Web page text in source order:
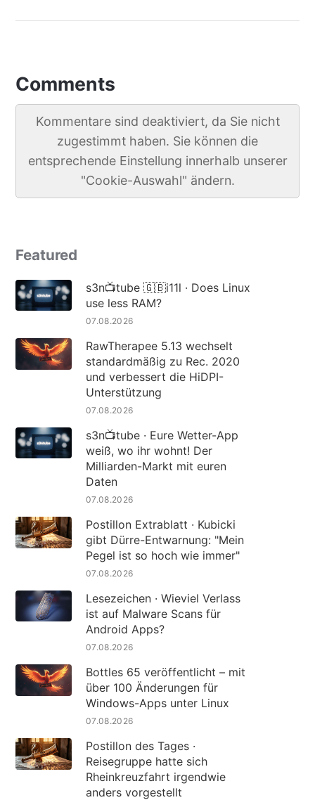
Comments
Kommentare sind deaktiviert, da Sie nicht
zugestimmt haben. Sie können die
entsprechende Einstellung innerhalb unserer
"Cookie-Auswahl" ändern.
Featured
s3n📺tube 🇬🇧i11l · Does Linux
use less RAM?
07.08.2026
RawTherapee 5.13 wechselt
standardmäßig zu Rec. 2020
und verbessert die HiDPI-
Unterstützung
07.08.2026
s3n📺tube · Eure Wetter-App
weiß, wo ihr wohnt! Der
Milliarden-Markt mit euren
Daten
07.08.2026
Postillon Extrablatt · Kubicki
gibt Dürre-Entwarnung: "Mein
Pegel ist so hoch wie immer"
07.08.2026
Lesezeichen · Wieviel Verlass
ist auf Malware Scans für
Android Apps?
07.08.2026
Bottles 65 veröffentlicht – mit
über 100 Änderungen für
Windows-Apps unter Linux
07.08.2026
Postillon des Tages ·
Reisegruppe hatte sich
Rheinkreuzfahrt irgendwie
anders vorgestellt